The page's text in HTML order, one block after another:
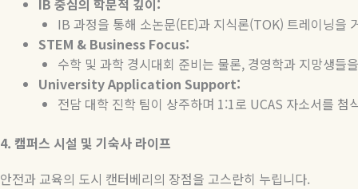
IB 과정을 통해 소논문(EE)과 지식론(TOK) 트레이닝을
STEM & Business Focus:
수학 및 과학 경시대회 준비는 물론, 경영학과 지망생들
University Application Support:
전담 대학 진학 팀이 상주하며 1:1로 UCAS 자소서를 첨
4. 캠퍼스 시설 및 기숙사 라이프
안전과 교육의 도시 캔터베리의 장점을 고스란히 누립니다.